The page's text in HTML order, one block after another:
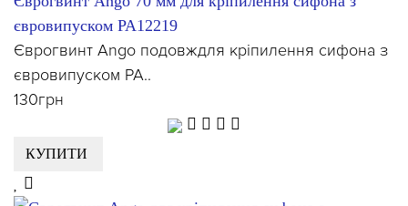
євровипуском PA12219
Єврогвинт Ango подовждля кріпилення сифона з
євровипуском PA..
130грн
КУПИТИ